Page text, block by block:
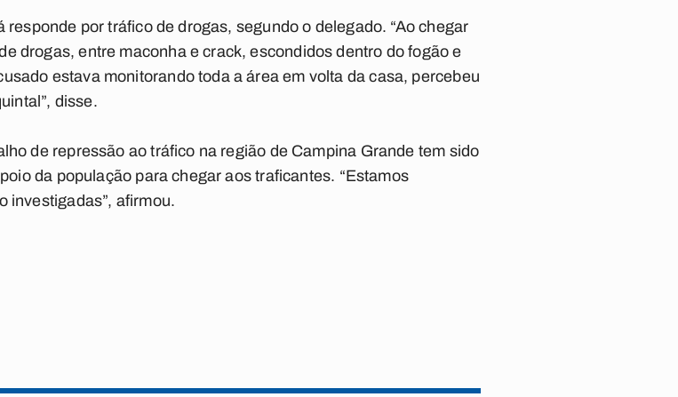
por tráfico de drogas, segundo o delegado. “Ao chegar
drogas, entre maconha e crack, escondidos dentro do fogão e
estava monitorando toda a área em volta da casa, percebeu
disse.
de repressão ao tráfico na região de Campina Grande tem sido
da população para chegar aos traficantes. “Estamos
investigadas”, afirmou.